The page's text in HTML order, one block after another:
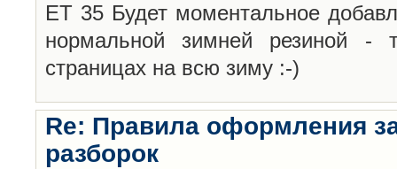
ET 35 Будет моментальное
нормальной зимней резиной
страницах на всю зиму :-)
Re: Правила оформления
разборок